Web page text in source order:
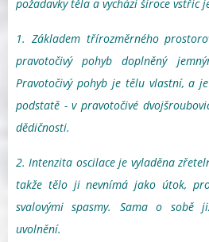
požadavky těla a vychází široce vstříc
1. Základem třírozměrného
pravotočivý pohyb doplněný
Pravotočivý pohyb je tělu vlastní, a
podstatě - v pravotočivé
dědičnosti.
2. Intenzita oscilace je vyladěna
takže tělo ji nevnímá jako útok,
svalovými spasmy. Sama o sobě
uvolnění.